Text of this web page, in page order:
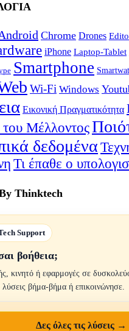
Chrome Drones
iPhone Laptop-Tablet
Smartphone
Wi-Fi Windows
Εικονική Πραγματικότητα
Μέλλοντος
δεδομένα
Τι έπαθε ο
Thinktech
Support
βοήθεια;
κινητό ή εφαρμογές σε
λύσεις βήμα-βήμα ή επικοινώνησε.
Δες όλες τις λύσεις →